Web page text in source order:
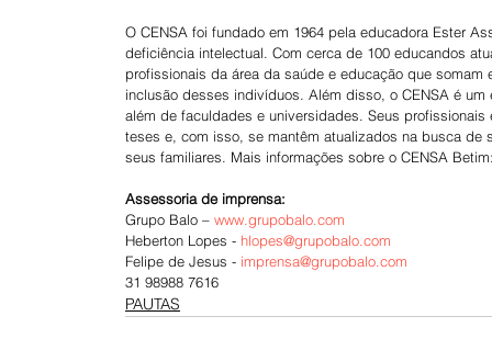
O CENSA foi fundado em 1964 pela educadora Ester
deficiência intelectual. Com cerca de 100 educandos
profissionais da área da saúde e educação que
inclusão desses indivíduos. Além disso, o CENSA é
além de faculdades e universidades. Seus
teses e, com isso, se mantêm atualizados na busca
seus familiares. Mais informações sobre o CENSA
Assessoria de imprensa:
Grupo Balo – www.grupobalo.com
Heberton Lopes - hlopes@grupobalo.com
Felipe de Jesus - imprensa@grupobalo.com
31 98988 7616
PAUTAS